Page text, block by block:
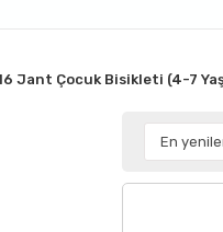
Jant Çocuk Bisikleti (4-7